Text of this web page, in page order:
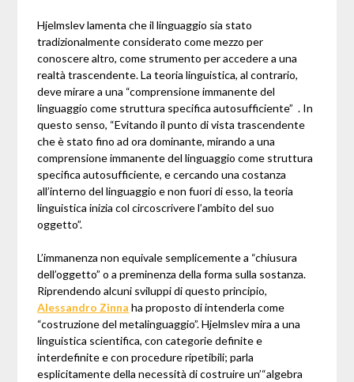
Hjelmslev lamenta che il linguaggio sia stato
tradizionalmente considerato come mezzo per
conoscere altro, come strumento per accedere a una
realtà trascendente. La teoria linguistica, al contrario,
deve mirare a una “comprensione immanente del
linguaggio come struttura specifica autosufficiente” . In
questo senso, “Evitando il punto di vista trascendente
che è stato fino ad ora dominante, mirando a una
comprensione immanente del linguaggio come struttura
specifica autosufficiente, e cercando una costanza
all’interno del linguaggio e non fuori di esso, la teoria
linguistica inizia col circoscrivere l’ambito del suo
oggetto”.
L’immanenza non equivale semplicemente a “chiusura
dell’oggetto” o a preminenza della forma sulla sostanza.
Riprendendo alcuni sviluppi di questo principio,
Alessandro Zinna ha proposto di intenderla come
“costruzione del metalinguaggio”. Hjelmslev mira a una
linguistica scientifica, con categorie definite e
interdefinite e con procedure ripetibili; parla
esplicitamente della necessità di costruire un’“algebra